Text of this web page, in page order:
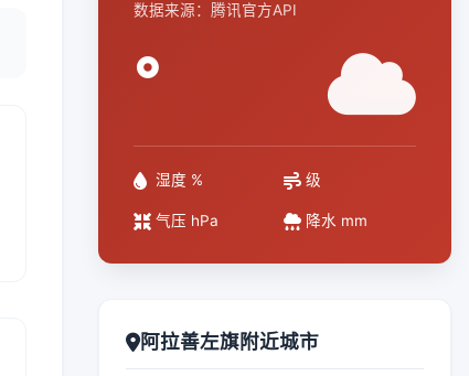
数据来源：腾讯官方API
°
湿度 % 级
气压 hPa 降水 mm
阿拉善左旗附近城市